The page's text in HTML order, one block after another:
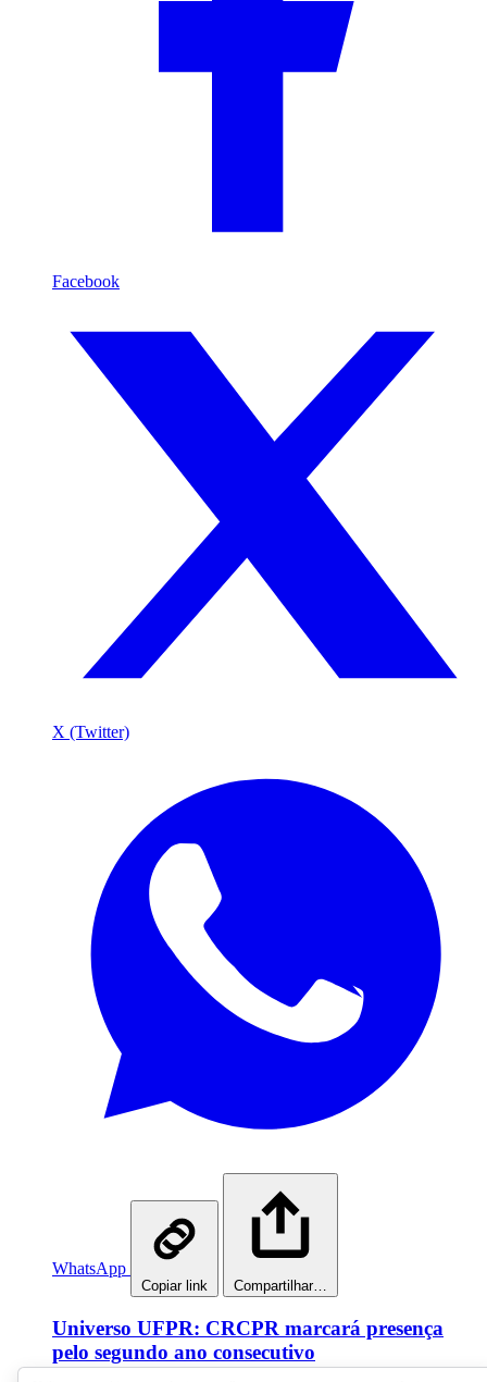
Facebook
X (Twitter)
WhatsApp
Copiar link Compartilhar…
Universo UFPR: CRCPR marcará presença
pelo segundo ano consecutivo